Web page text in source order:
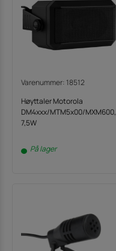
Varenummer: 18512
Høyttaler Motorola
DM4xxx/MTM5x00/MXM600,
7,5W
På lager